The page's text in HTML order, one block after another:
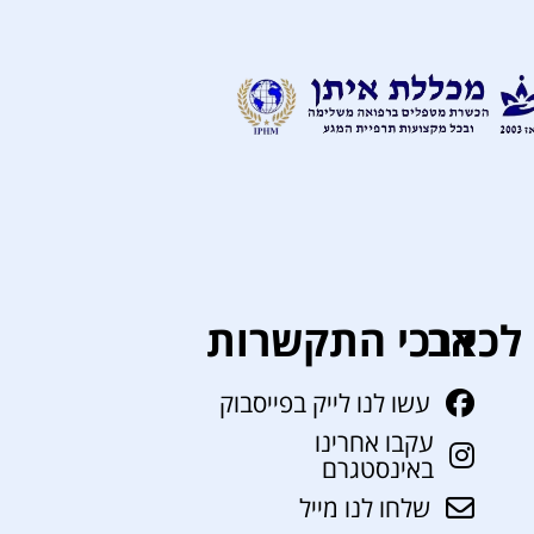
דרכי התקשרות
עשו לנו לייק בפייסבוק
עקבו אחרינו
באינסטגרם
שלחו לנו מייל